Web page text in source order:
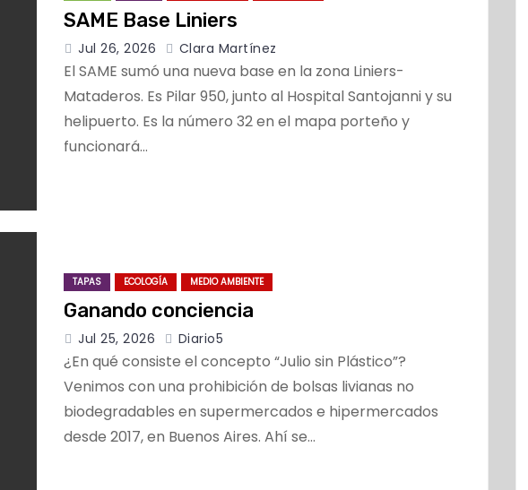
SAME Base Liniers
Jul 26, 2026 Clara Martínez
El SAME sumó una nueva base en la zona Liniers-
Mataderos. Es Pilar 950, junto al Hospital Santojanni y su
helipuerto. Es la número 32 en el mapa porteño y
funcionará…
TAPAS ECOLOGÍA MEDIO AMBIENTE
Ganando conciencia
Jul 25, 2026 Diario5
¿En qué consiste el concepto “Julio sin Plástico”?
Venimos con una prohibición de bolsas livianas no
biodegradables en supermercados e hipermercados
desde 2017, en Buenos Aires. Ahí se…